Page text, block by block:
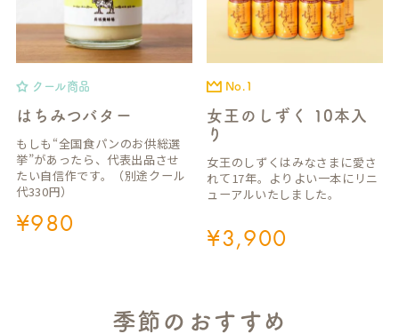
クール商品
はちみつバター
もしも“全国食パンのお供総選
挙”があったら、代表出品させ
たい自信作です。（別途クール
代330円）
¥980
No.1
女王のしずく 10本入
り
女王のしずくはみなさまに愛さ
れて17年。よりよい一本にリニ
ューアルいたしました。
¥3,900
季節のおすすめ